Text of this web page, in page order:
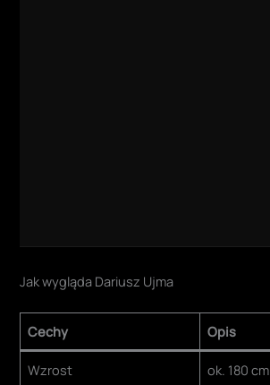
Jak wygląda Dariusz Ujma
Cechy Opis
Wzrost ok. 180 cm